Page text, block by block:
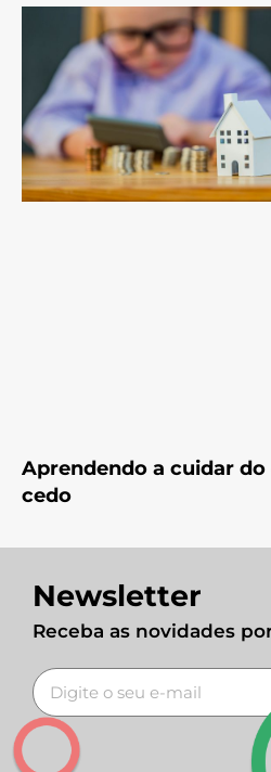
Aprendendo a cuidar
cedo
Newsletter
Receba as novidades